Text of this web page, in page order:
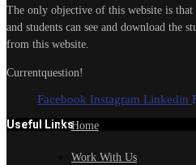
The only objective of this website is that
and students can see and download the
from this website.
Currentquestion!
Facebook Instagram Linkedin
Useful LinksHome
Work With Us